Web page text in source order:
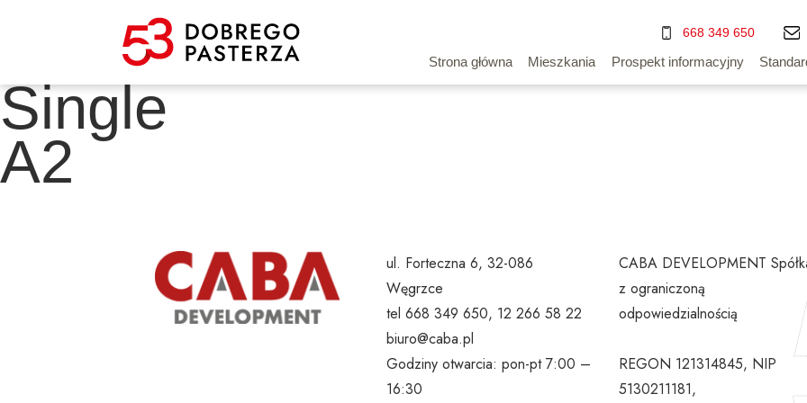
668 349 650
Prospekt informacyjny
Mieszkania
Strona główna
Single
A2
ul. Forteczna 6, 32-086
Węgrzce
tel 668 349 650, 12 266 58 22
biuro@caba.pl
Godziny otwarcia: pon-pt 7:00 –
16:30
CABA DEVELOPMENT
z ograniczoną
odpowiedzialnością
REGON 121314845, NIP
5130211181,